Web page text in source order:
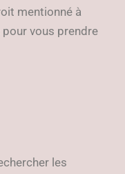
mentionné à
pour vous prendre
les